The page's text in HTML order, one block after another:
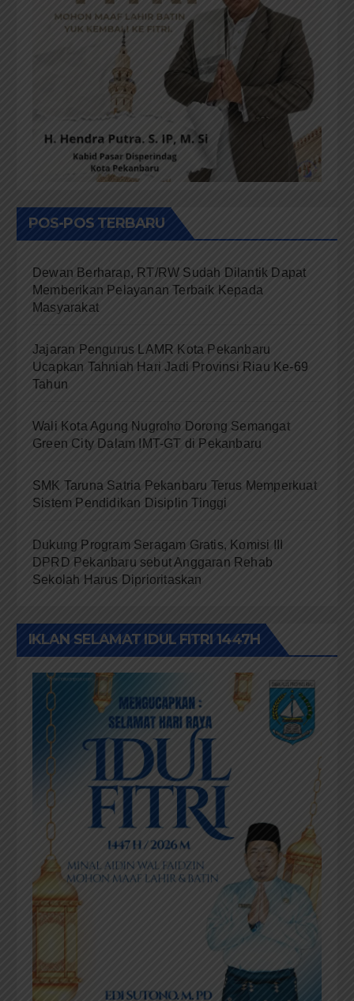
POS-POS TERBARU
Dewan Berharap, RT/RW Sudah Dilantik Dapat
Memberikan Pelayanan Terbaik Kepada
Masyarakat
Jajaran Pengurus LAMR Kota Pekanbaru
Ucapkan Tahniah Hari Jadi Provinsi Riau Ke-69
Tahun
Wali Kota Agung Nugroho Dorong Semangat
Green City Dalam IMT-GT di Pekanbaru
SMK Taruna Satria Pekanbaru Terus Memperkuat
Sistem Pendidikan Disiplin Tinggi
Dukung Program Seragam Gratis, Komisi III
DPRD Pekanbaru sebut Anggaran Rehab
Sekolah Harus Diprioritaskan
IKLAN SELAMAT IDUL FITRI 1447H